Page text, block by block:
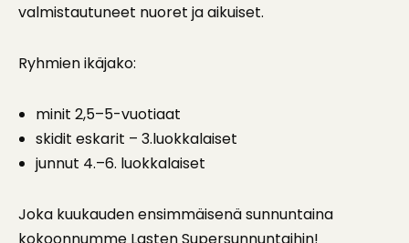
valmistautuneet nuoret ja aikuiset.
Ryhmien ikäjako:
minit 2,5–5-vuotiaat
skidit eskarit – 3.luokkalaiset
junnut 4.–6. luokkalaiset
Joka kuukauden ensimmäisenä sunnuntaina
kokoonnumme Lasten Supersunnuntaihin!